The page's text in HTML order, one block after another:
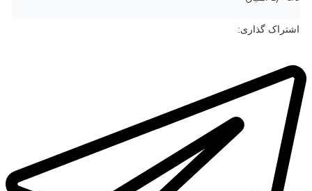
اشتراک گذاری: